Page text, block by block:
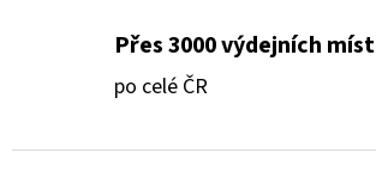
Přes 3000 výdejních míst
po celé ČR